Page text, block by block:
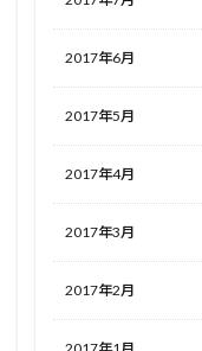
2017年6月
2017年5月
2017年4月
2017年3月
2017年2月